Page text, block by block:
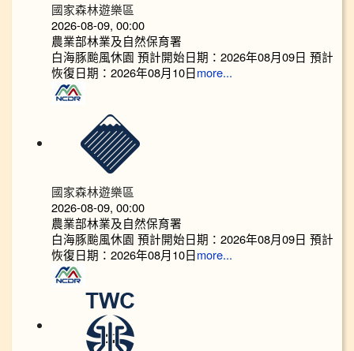
國家森林遊樂區
2026-08-09, 00:00
農業部林業及自然保育署
白海豚颱風休園 預計開始日期：2026年08月09日 預計
恢復日期：2026年08月10日 more...
國家森林遊樂區
2026-08-09, 00:00
農業部林業及自然保育署
白海豚颱風休園 預計開始日期：2026年08月09日 預計
恢復日期：2026年08月10日 more...